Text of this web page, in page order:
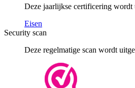
Deze jaarlijkse certificering wordt
Eisen
Security scan
Deze regelmatige scan wordt